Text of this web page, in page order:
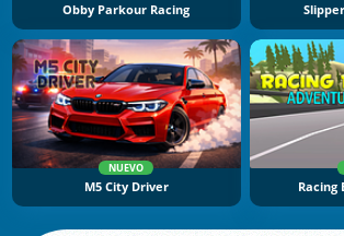
Obby Parkour Racing
NUEVO
M5 City Driver Racing